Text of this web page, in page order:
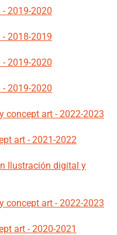
2019-2020
2018-2019
2019-2020
2019-2020
concept art - 2022-2023
art - 2021-2022
Ilustración digital y
concept art - 2022-2023
art - 2020-2021